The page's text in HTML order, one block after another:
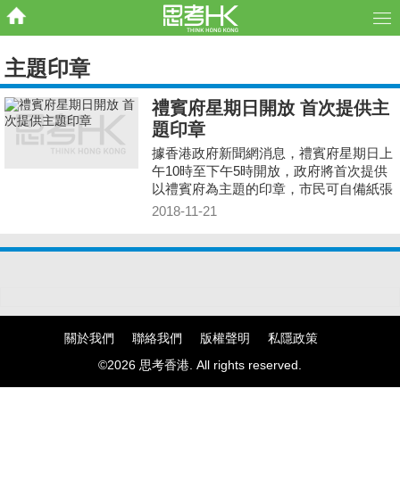
主題印章
禮賓府星期日開放 首次提供主
題印章
據香港政府新聞網消息，禮賓府星期日上
午10時至下午5時開放，政府將首次提供
以禮賓府為主題的印章，市民可自備紙張
在遊覽路線的指定地點蓋印，以作留念。
2018-11-21
關於我們 聯絡我們 版權聲明
私隱政策
©2026 思考香港. All rights reserved.